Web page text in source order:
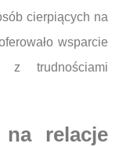
cierpiących na
wsparcie
trudnościami
na relacje